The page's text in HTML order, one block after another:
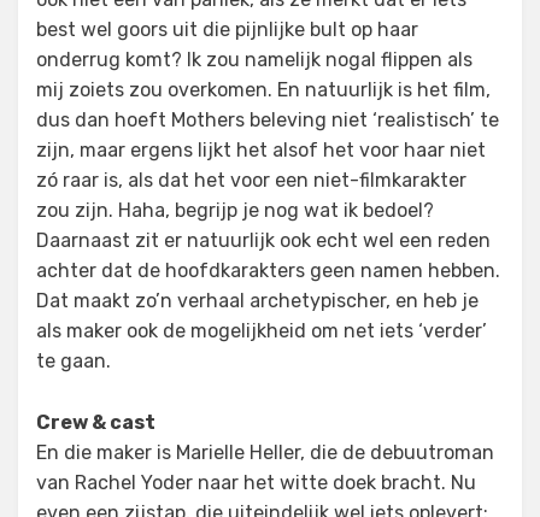
best wel goors uit die pijnlijke bult op haar
onderrug komt? Ik zou namelijk nogal flippen als
mij zoiets zou overkomen. En natuurlijk is het film,
dus dan hoeft Mothers beleving niet ‘realistisch’ te
zijn, maar ergens lijkt het alsof het voor haar niet
zó raar is, als dat het voor een niet-filmkarakter
zou zijn. Haha, begrijp je nog wat ik bedoel?
Daarnaast zit er natuurlijk ook echt wel een reden
achter dat de hoofdkarakters geen namen hebben.
Dat maakt zo’n verhaal archetypischer, en heb je
als maker ook de mogelijkheid om net iets ‘verder’
te gaan.
Crew & cast
En die maker is Marielle Heller, die de debuutroman
van Rachel Yoder naar het witte doek bracht. Nu